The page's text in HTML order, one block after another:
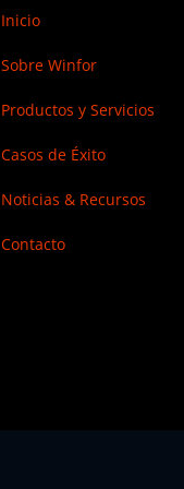
Inicio
Sobre Winfor
Productos y Servicios
Casos de Éxito
Noticias & Recursos
Contacto